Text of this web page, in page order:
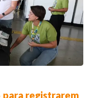
para registrarem